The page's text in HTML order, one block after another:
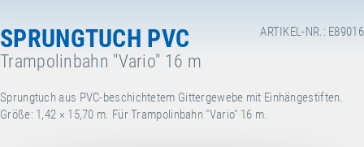
ARTIKEL-NR.: E89016
SPRUNGTUCH PVC
Trampolinbahn "Vario" 16 m
Sprungtuch aus PVC-beschichtetem Gittergewebe mit Einhängestiften.
Größe: 1,42 × 15,70 m. Für Trampolinbahn "Vario" 16 m.